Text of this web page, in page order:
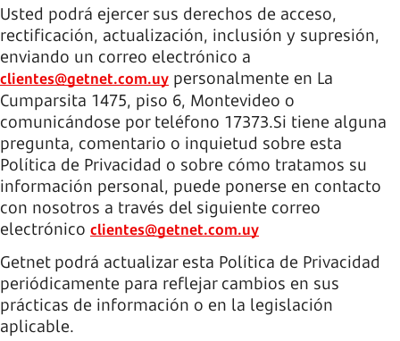
Usted podrá ejercer sus derechos de acceso,
rectificación, actualización, inclusión y supresión,
enviando un correo electrónico a
clientes@getnet.com.uy personalmente en La
Cumparsita 1475, piso 6, Montevideo o
comunicándose por teléfono 17373.Si tiene alguna
pregunta, comentario o inquietud sobre esta
Política de Privacidad o sobre cómo tratamos su
información personal, puede ponerse en contacto
con nosotros a través del siguiente correo
electrónico clientes@getnet.com.uy
Getnet podrá actualizar esta Política de Privacidad
periódicamente para reflejar cambios en sus
prácticas de información o en la legislación
aplicable.